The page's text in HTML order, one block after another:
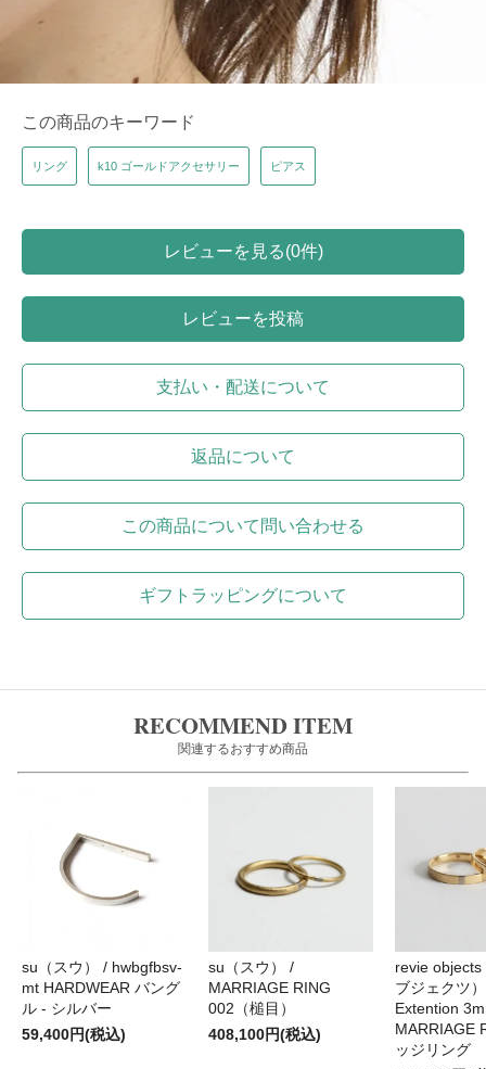
この商品のキーワード
リング k10 ゴールドアクセサリー ピアス
レビューを見る(0件)
レビューを投稿
支払い・配送について
返品について
この商品について問い合わせる
ギフトラッピングについて
RECOMMEND ITEM
関連するおすすめ商品
su（スウ） / hwbgfbsv-
mt HARDWEAR バング
ル - シルバー
59,400円(税込)
su（スウ） /
MARRIAGE RING
002（槌目）
408,100円(税込)
revie objects
ブジェクツ
Extention
MARRIAGE
ッジリング